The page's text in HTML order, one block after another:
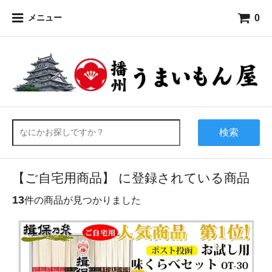
メニュー 0
検索
【ご自宅用商品】 に登録されている商品
13件の商品が見つかりました